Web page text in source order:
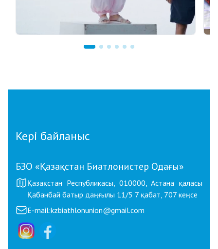
Кері байланыс
БЗО «Қазақстан Биатлонистер Одағы»
Қазақстан Республикасы, 010000, Астана қаласы
Қабанбай батыр даңғылы 11/5 7 қабат, 707 кеңсе
E-mail:kzbiathlonunion@gmail.com